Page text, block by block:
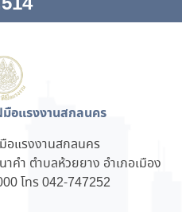
อแรงงานสกลนคร
แรงงานสกลนคร
คำ ตำบลห้วยยาง อำเภอเมือง
โทร 042-747252